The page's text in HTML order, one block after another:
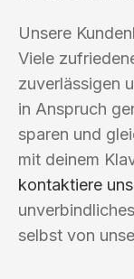
Unsere
Viele
zuverlässigen
in Anspruch
sparen und
mit deinem
kontaktiere uns
selbst von